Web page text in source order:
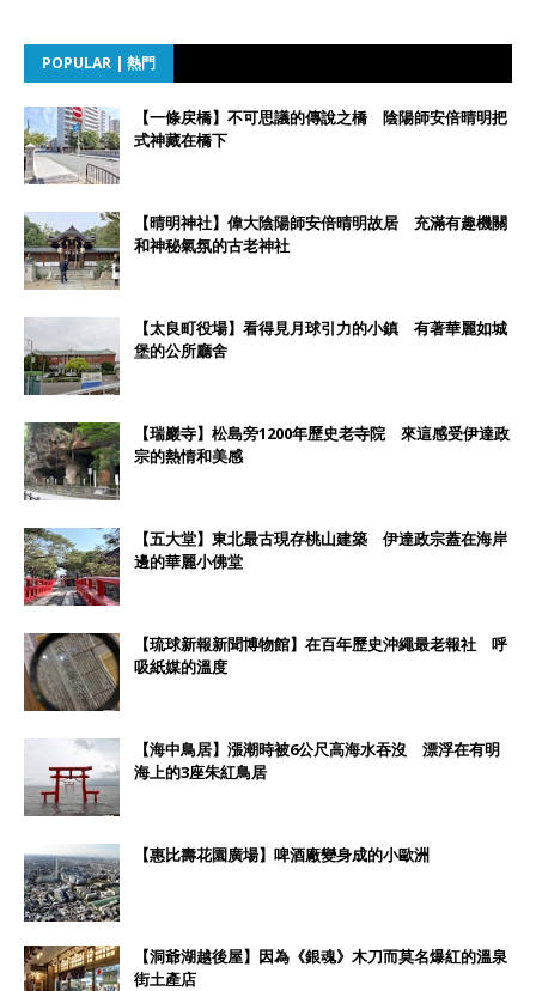
POPULAR | 熱門
【一條戻橋】不可思議的傳說之橋 陰陽師安倍晴明把
式神藏在橋下
【晴明神社】偉大陰陽師安倍晴明故居 充滿有趣機關
和神秘氣氛的古老神社
【太良町役場】看得見月球引力的小鎮 有著華麗如城
堡的公所廳舍
【瑞巖寺】松島旁1200年歷史老寺院 來這感受伊達政
宗的熱情和美感
【五大堂】東北最古現存桃山建築 伊達政宗蓋在海岸
邊的華麗小佛堂
【琉球新報新聞博物館】在百年歷史沖繩最老報社 呼
吸紙媒的溫度
【海中鳥居】漲潮時被6公尺高海水吞沒 漂浮在有明
海上的3座朱紅鳥居
【惠比壽花園廣場】啤酒廠變身成的小歐洲
【洞爺湖越後屋】因為《銀魂》木刀而莫名爆紅的溫泉
街土產店